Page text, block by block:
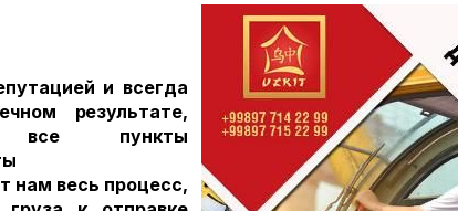
и всегда
результате,
все пункты
нам весь процесс,